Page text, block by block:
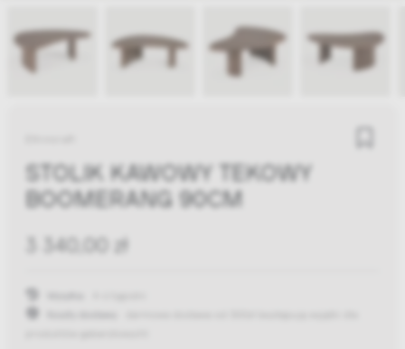
STOLIK KAWOWY TEKOWY
BOOMERANG 90CM
3 340,00 zł